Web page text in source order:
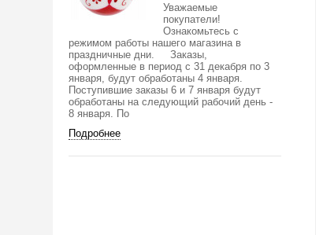
Уважаемые
покупатели!
Ознакомьтесь с
режимом работы нашего магазина в
праздничные дни. Заказы,
оформленные в период с 31 декабря по 3
января, будут обработаны 4 января.
Поступившие заказы 6 и 7 января будут
обработаны на следующий рабочий день -
8 января. По
Подробнее